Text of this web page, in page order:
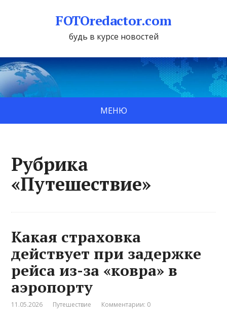
FOTOredactor.com
будь в курсе новостей
МЕНЮ
Рубрика
«Путешествие»
Какая страховка
действует при задержке
рейса из-за «ковра» в
аэропорту
11.05.2026 Путешествие Комментарии: 0